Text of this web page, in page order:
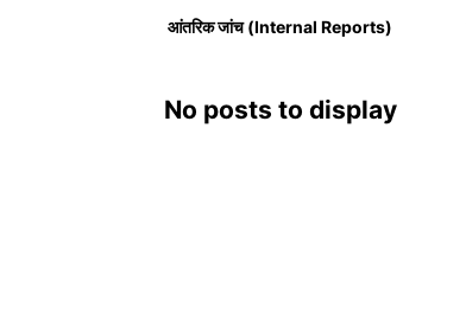
आंतरिक जांच (Internal Reports)
No posts to display